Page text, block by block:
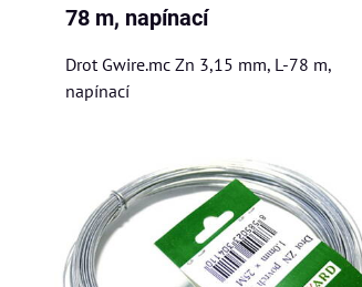
78 m, napínací
Drot Gwire.mc Zn 3,15 mm, L-78 m,
napínací